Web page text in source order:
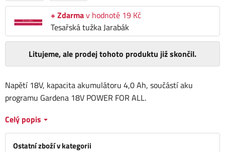
+ Zdarmav hodnotě 19 Kč
Tesařská tužka Jarabák
Ostatní zboží v kategorii
Napětí 18V, kapacita akumulátoru 4,0 Ah, součástí aku
programu Gardena 18V POWER FOR ALL.
Celý popis
Litujeme, ale prodej tohoto produktu již skončil.